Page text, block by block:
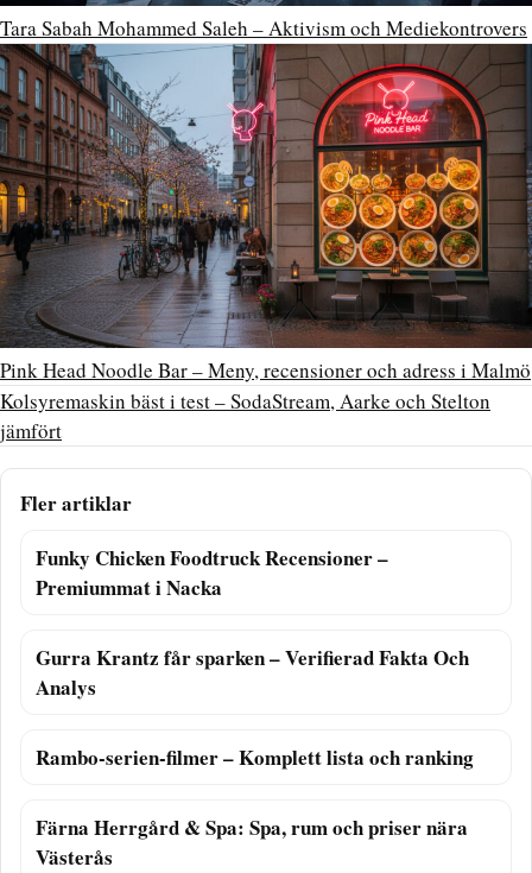
Tara Sabah Mohammed Saleh – Aktivism och Mediekontrovers
Pink Head Noodle Bar – Meny, recensioner och adress i Malmö
Kolsyremaskin bäst i test – SodaStream, Aarke och Stelton
jämfört
Fler artiklar
Funky Chicken Foodtruck Recensioner –
Premiummat i Nacka
Gurra Krantz får sparken – Verifierad Fakta Och
Analys
Rambo-serien-filmer – Komplett lista och ranking
Färna Herrgård & Spa: Spa, rum och priser nära
Västerås